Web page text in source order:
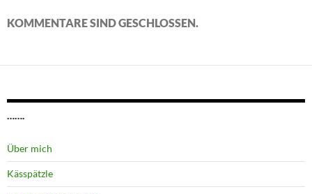
KOMMENTARE SIND GESCHLOSSEN.
…….
Über mich
Kässpätzle